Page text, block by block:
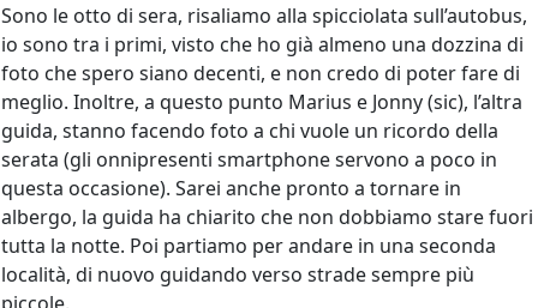
Sono le otto di sera, risaliamo alla spicciolata sull’autobus,
io sono tra i primi, visto che ho già almeno una dozzina di
foto che spero siano decenti, e non credo di poter fare di
meglio. Inoltre, a questo punto Marius e Jonny (sic), l’altra
guida, stanno facendo foto a chi vuole un ricordo della
serata (gli onnipresenti smartphone servono a poco in
questa occasione). Sarei anche pronto a tornare in
albergo, la guida ha chiarito che non dobbiamo stare fuori
tutta la notte. Poi partiamo per andare in una seconda
località, di nuovo guidando verso strade sempre più